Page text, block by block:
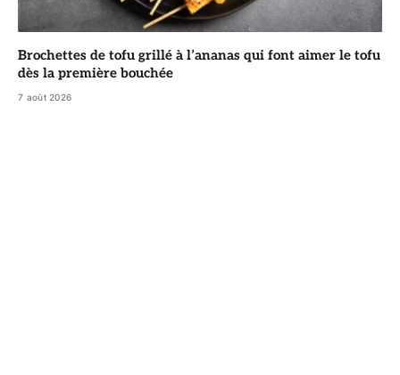
Brochettes de tofu grillé à l’ananas qui font aimer le tofu
dès la première bouchée
7 août 2026